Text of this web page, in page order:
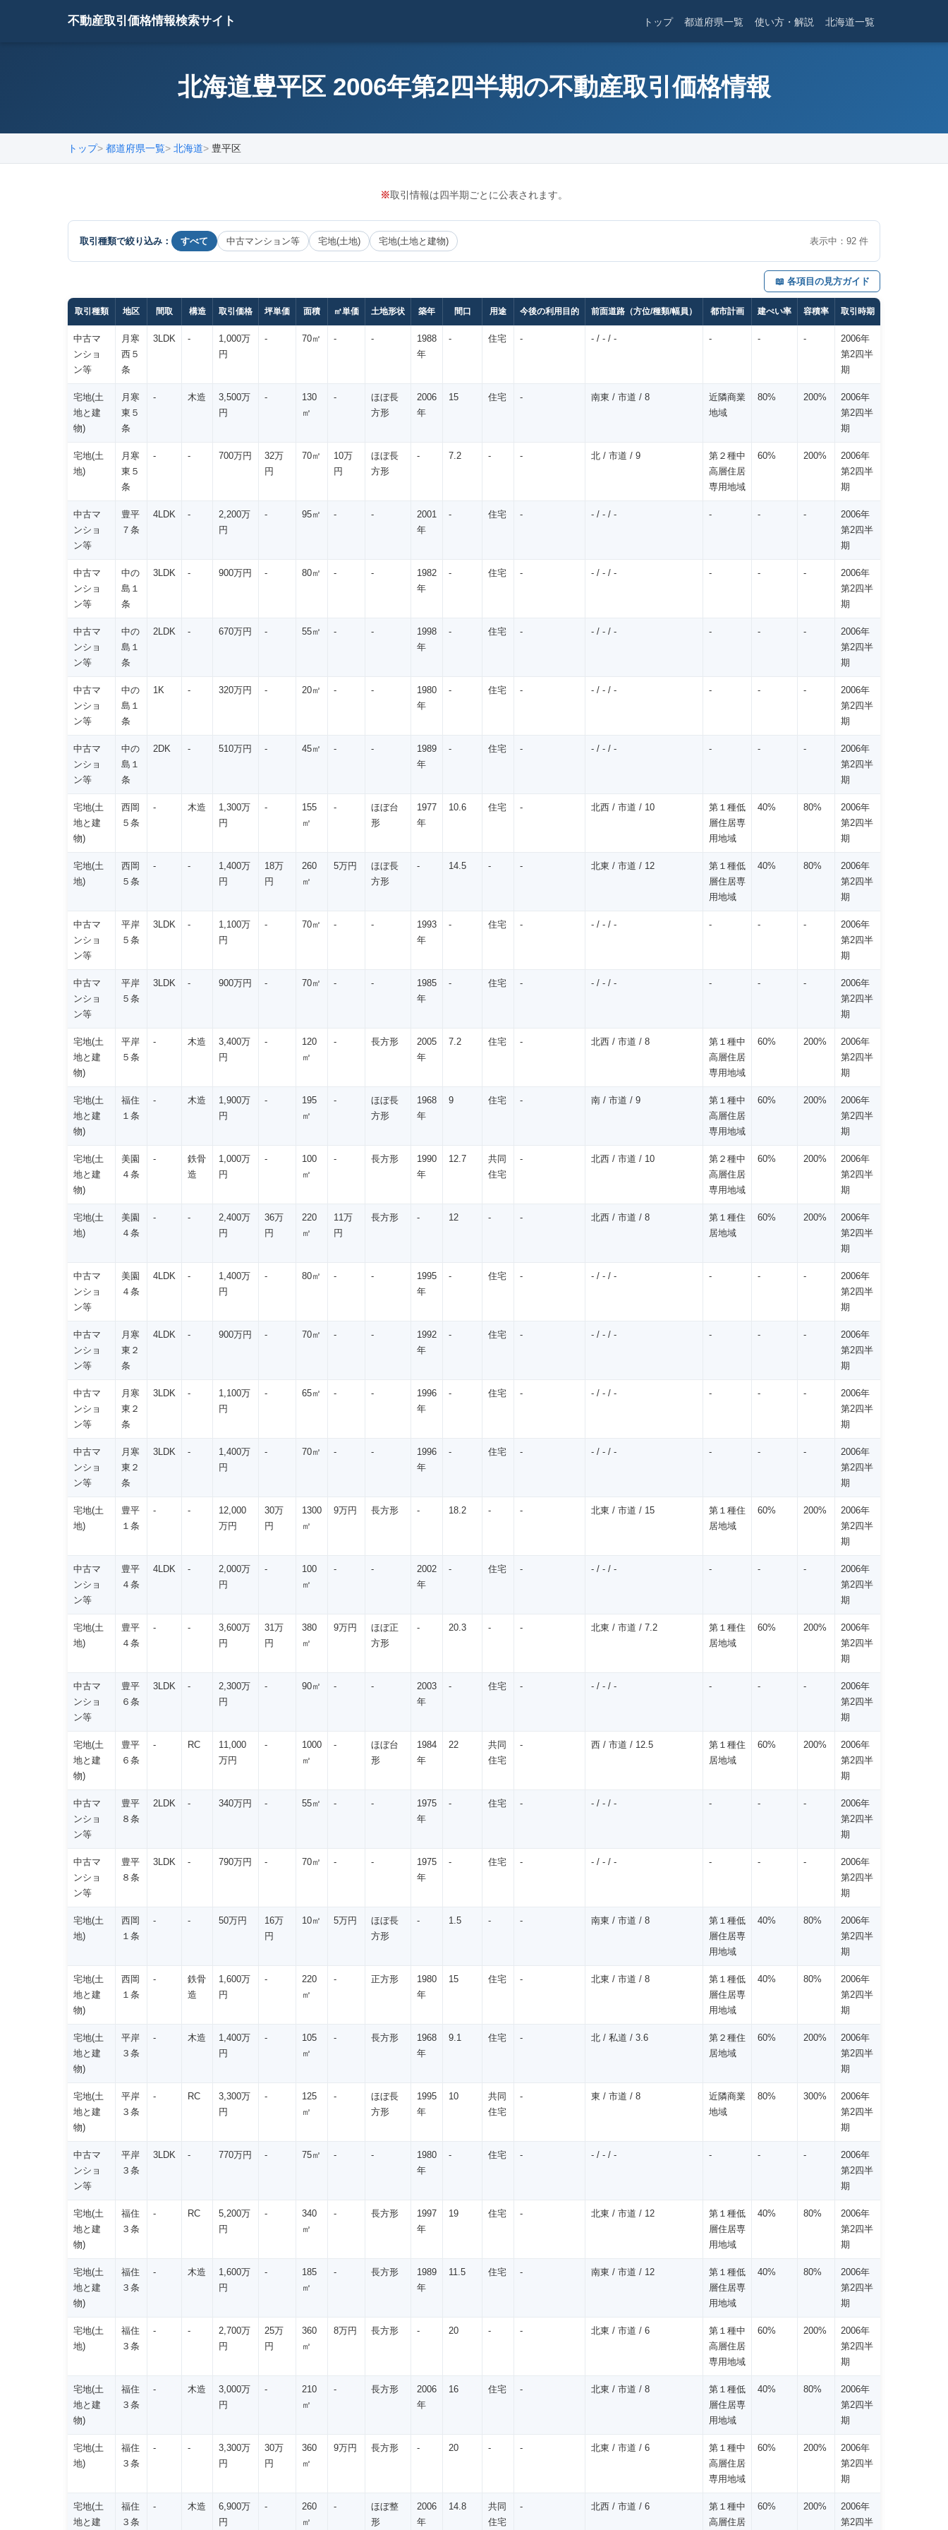
不動産取引価格情報検索サイト トップ 都道府県一覧 使い方・解説 北海道一覧
北海道豊平区 2006年第2四半期の不動産取引価格情報
トップ 都道府県一覧 北海道 豊平区
※取引情報は四半期ごとに公表されます。
取引種類で絞り込み： すべて 中古マンション等 宅地(土地) 宅地(土地と建物) 表示中： 92 件
📖 各項目の見方ガイド
取引種類 地区 間取 構造 取引価格 坪単価 面積 ㎡単価 土地形状 築年 間口 用途 今後の利用目的 前面道路（方位/種類/幅員） 都市計画 建ぺい率 容積率 取引時期
中古マ
ンショ
ン等
月寒
西５
条
3LDK -
1,000万
円
- 70㎡ - -
1988
年
- 住宅 - - / - / - - - -
2006年
第2四半
期
宅地(土
地と建
物)
月寒
東５
条
- 木造
3,500万
円
-
130
㎡
-
ほぼ長
方形
2006
年
15 住宅 - 南東 / 市道 / 8
近隣商業
地域
80% 200%
2006年
第2四半
期
宅地(土
地)
月寒
東５
条
- - 700万円
32万
円
70㎡
10万
円
ほぼ長
方形
- 7.2 - - 北 / 市道 / 9
第２種中
高層住居
専用地域
60% 200%
2006年
第2四半
期
中古マ
ンショ
ン等
豊平
７条
4LDK -
2,200万
円
- 95㎡ - -
2001
年
- 住宅 - - / - / - - - -
2006年
第2四半
期
中古マ
ンショ
ン等
中の
島１
条
3LDK - 900万円 - 80㎡ - -
1982
年
- 住宅 - - / - / - - - -
2006年
第2四半
期
中古マ
ンショ
ン等
中の
島１
条
2LDK - 670万円 - 55㎡ - -
1998
年
- 住宅 - - / - / - - - -
2006年
第2四半
期
中古マ
ンショ
ン等
中の
島１
条
1K - 320万円 - 20㎡ - -
1980
年
- 住宅 - - / - / - - - -
2006年
第2四半
期
中古マ
ンショ
ン等
中の
島１
条
2DK - 510万円 - 45㎡ - -
1989
年
- 住宅 - - / - / - - - -
2006年
第2四半
期
宅地(土
地と建
物)
西岡
５条
- 木造
1,300万
円
-
155
㎡
-
ほぼ台
形
1977
年
10.6 住宅 - 北西 / 市道 / 10
第１種低
層住居専
用地域
40% 80%
2006年
第2四半
期
宅地(土
地)
西岡
５条
- -
1,400万
円
18万
円
260
㎡
5万円
ほぼ長
方形
- 14.5 - - 北東 / 市道 / 12
第１種低
層住居専
用地域
40% 80%
2006年
第2四半
期
中古マ
ンショ
ン等
平岸
５条
3LDK -
1,100万
円
- 70㎡ - -
1993
年
- 住宅 - - / - / - - - -
2006年
第2四半
期
中古マ
ンショ
ン等
平岸
５条
3LDK - 900万円 - 70㎡ - -
1985
年
- 住宅 - - / - / - - - -
2006年
第2四半
期
宅地(土
地と建
物)
平岸
５条
- 木造
3,400万
円
-
120
㎡
- 長方形
2005
年
7.2 住宅 - 北西 / 市道 / 8
第１種中
高層住居
専用地域
60% 200%
2006年
第2四半
期
宅地(土
地と建
物)
福住
１条
- 木造
1,900万
円
-
195
㎡
-
ほぼ長
方形
1968
年
9 住宅 - 南 / 市道 / 9
第１種中
高層住居
専用地域
60% 200%
2006年
第2四半
期
宅地(土
地と建
物)
美園
４条
-
鉄骨
造
1,000万
円
-
100
㎡
- 長方形
1990
年
12.7
共同
住宅
- 北西 / 市道 / 10
第２種中
高層住居
専用地域
60% 200%
2006年
第2四半
期
宅地(土
地)
美園
４条
- -
2,400万
円
36万
円
220
㎡
11万
円
長方形 - 12 - - 北西 / 市道 / 8
第１種住
居地域
60% 200%
2006年
第2四半
期
中古マ
ンショ
ン等
美園
４条
4LDK -
1,400万
円
- 80㎡ - -
1995
年
- 住宅 - - / - / - - - -
2006年
第2四半
期
中古マ
ンショ
ン等
月寒
東２
条
4LDK - 900万円 - 70㎡ - -
1992
年
- 住宅 - - / - / - - - -
2006年
第2四半
期
中古マ
ンショ
ン等
月寒
東２
条
3LDK -
1,100万
円
- 65㎡ - -
1996
年
- 住宅 - - / - / - - - -
2006年
第2四半
期
中古マ
ンショ
ン等
月寒
東２
条
3LDK -
1,400万
円
- 70㎡ - -
1996
年
- 住宅 - - / - / - - - -
2006年
第2四半
期
宅地(土
地)
豊平
１条
- -
12,000
万円
30万
円
1300
㎡
9万円 長方形 - 18.2 - - 北東 / 市道 / 15
第１種住
居地域
60% 200%
2006年
第2四半
期
中古マ
ンショ
ン等
豊平
４条
4LDK -
2,000万
円
-
100
㎡
- -
2002
年
- 住宅 - - / - / - - - -
2006年
第2四半
期
宅地(土
地)
豊平
４条
- -
3,600万
円
31万
円
380
㎡
9万円
ほぼ正
方形
- 20.3 - - 北東 / 市道 / 7.2
第１種住
居地域
60% 200%
2006年
第2四半
期
中古マ
ンショ
ン等
豊平
６条
3LDK -
2,300万
円
- 90㎡ - -
2003
年
- 住宅 - - / - / - - - -
2006年
第2四半
期
宅地(土
地と建
物)
豊平
６条
- RC
11,000
万円
-
1000
㎡
-
ほぼ台
形
1984
年
22
共同
住宅
- 西 / 市道 / 12.5
第１種住
居地域
60% 200%
2006年
第2四半
期
中古マ
ンショ
ン等
豊平
８条
2LDK - 340万円 - 55㎡ - -
1975
年
- 住宅 - - / - / - - - -
2006年
第2四半
期
中古マ
ンショ
ン等
豊平
８条
3LDK - 790万円 - 70㎡ - -
1975
年
- 住宅 - - / - / - - - -
2006年
第2四半
期
宅地(土
地)
西岡
１条
- - 50万円
16万
円
10㎡ 5万円
ほぼ長
方形
- 1.5 - - 南東 / 市道 / 8
第１種低
層住居専
用地域
40% 80%
2006年
第2四半
期
宅地(土
地と建
物)
西岡
１条
-
鉄骨
造
1,600万
円
-
220
㎡
- 正方形
1980
年
15 住宅 - 北東 / 市道 / 8
第１種低
層住居専
用地域
40% 80%
2006年
第2四半
期
宅地(土
地と建
物)
平岸
３条
- 木造
1,400万
円
-
105
㎡
- 長方形
1968
年
9.1 住宅 - 北 / 私道 / 3.6
第２種住
居地域
60% 200%
2006年
第2四半
期
宅地(土
地と建
物)
平岸
３条
- RC
3,300万
円
-
125
㎡
-
ほぼ長
方形
1995
年
10
共同
住宅
- 東 / 市道 / 8
近隣商業
地域
80% 300%
2006年
第2四半
期
中古マ
ンショ
ン等
平岸
３条
3LDK - 770万円 - 75㎡ - -
1980
年
- 住宅 - - / - / - - - -
2006年
第2四半
期
宅地(土
地と建
物)
福住
３条
- RC
5,200万
円
-
340
㎡
- 長方形
1997
年
19 住宅 - 北東 / 市道 / 12
第１種低
層住居専
用地域
40% 80%
2006年
第2四半
期
宅地(土
地と建
物)
福住
３条
- 木造
1,600万
円
-
185
㎡
- 長方形
1989
年
11.5 住宅 - 南東 / 市道 / 12
第１種低
層住居専
用地域
40% 80%
2006年
第2四半
期
宅地(土
地)
福住
３条
- -
2,700万
円
25万
円
360
㎡
8万円 長方形 - 20 - - 北東 / 市道 / 6
第１種中
高層住居
専用地域
60% 200%
2006年
第2四半
期
宅地(土
地と建
物)
福住
３条
- 木造
3,000万
円
-
210
㎡
- 長方形
2006
年
16 住宅 - 北東 / 市道 / 8
第１種低
層住居専
用地域
40% 80%
2006年
第2四半
期
宅地(土
地)
福住
３条
- -
3,300万
円
30万
円
360
㎡
9万円 長方形 - 20 - - 北東 / 市道 / 6
第１種中
高層住居
専用地域
60% 200%
2006年
第2四半
期
宅地(土
地と建
福住
３条
- 木造
6,900万
円
-
260
㎡
-
ほぼ整
形
2006
年
14.8
共同
住宅
- 北西 / 市道 / 6
第１種中
高層住居
60% 200%
2006年
第2四半